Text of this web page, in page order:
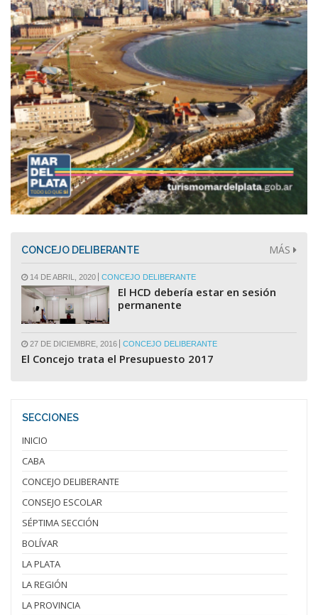
CONCEJO DELIBERANTE MÁS
14 DE ABRIL, 2020 CONCEJO DELIBERANTE
El HCD debería estar en sesión
permanente
27 DE DICIEMBRE, 2016 CONCEJO DELIBERANTE
El Concejo trata el Presupuesto 2017
SECCIONES
INICIO
CABA
CONCEJO DELIBERANTE
CONSEJO ESCOLAR
SÉPTIMA SECCIÓN
BOLÍVAR
LA PLATA
LA REGIÓN
LA PROVINCIA